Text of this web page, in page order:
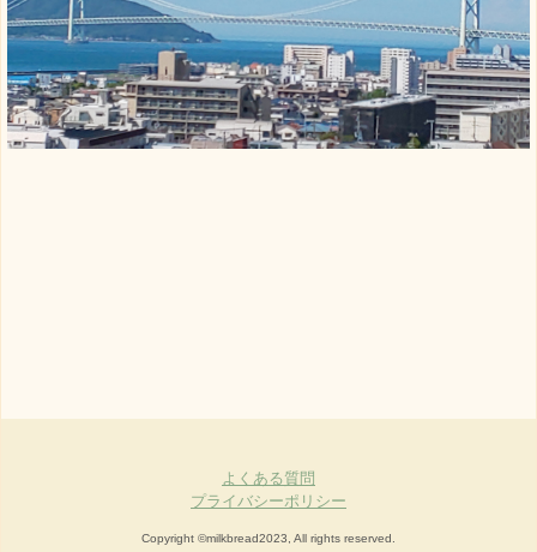
よくある質問
プライバシーポリシー
Copyright ©milkbread2023, All rights reserved.